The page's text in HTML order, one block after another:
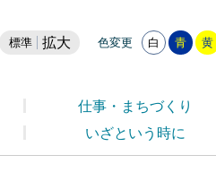
標準 拡大 色変更 白 青 黄
仕事・まちづくり
いざという時に